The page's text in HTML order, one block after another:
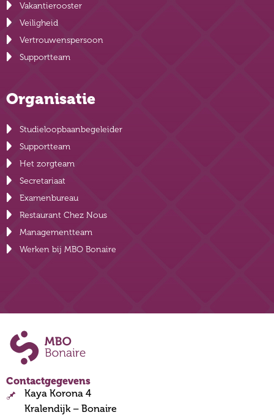
Vakantierooster
Veiligheid
Vertrouwenspersoon
Supportteam
Organisatie
Studieloopbaanbegeleider
Supportteam
Het zorgteam
Secretariaat
Examenbureau
Restaurant Chez Nous
Managementteam
Werken bij MBO Bonaire
Contactgegevens
Kaya Korona 4
Kralendijk – Bonaire